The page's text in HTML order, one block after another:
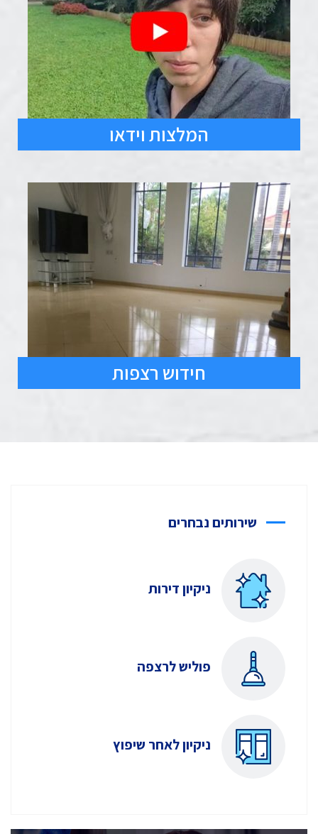
המלצות וידאו
חידוש רצפות
שירותים נבחרים
ניקיון דירות
פוליש לרצפה
ניקיון לאחר שיפוץ